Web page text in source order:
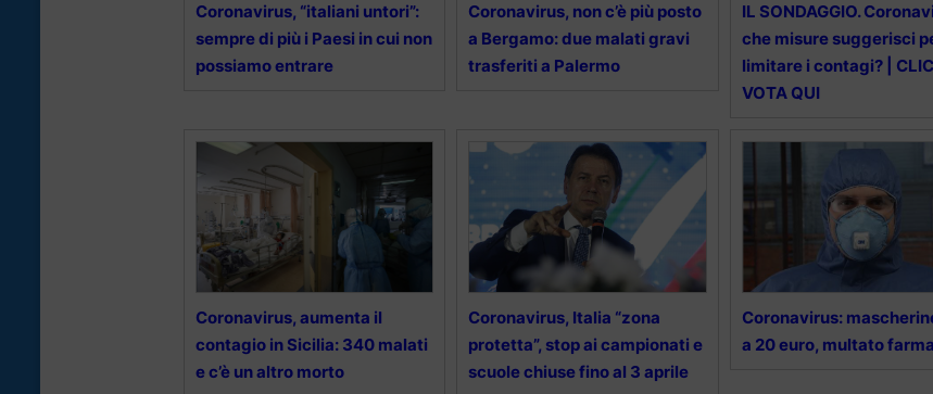
Coronavirus, “italiani untori”:
sempre di più i Paesi in cui non
possiamo entrare
Coronavirus, non c’è più posto
a Bergamo: due malati gravi
trasferiti a Palermo
IL SONDAGGIO.
che misure suggerisci
limitare i contagi? |
VOTA QUI
Coronavirus, aumenta il
contagio in Sicilia: 340 malati
e c’è un altro morto
Coronavirus, Italia “zona
protetta”, stop ai campionati e
scuole chiuse fino al 3 aprile
Coronavirus:
a 20 euro, multato